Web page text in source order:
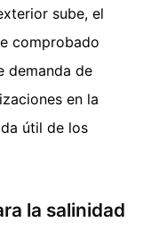
sube, el
comprobado
demanda de
en la
útil de los
la salinidad